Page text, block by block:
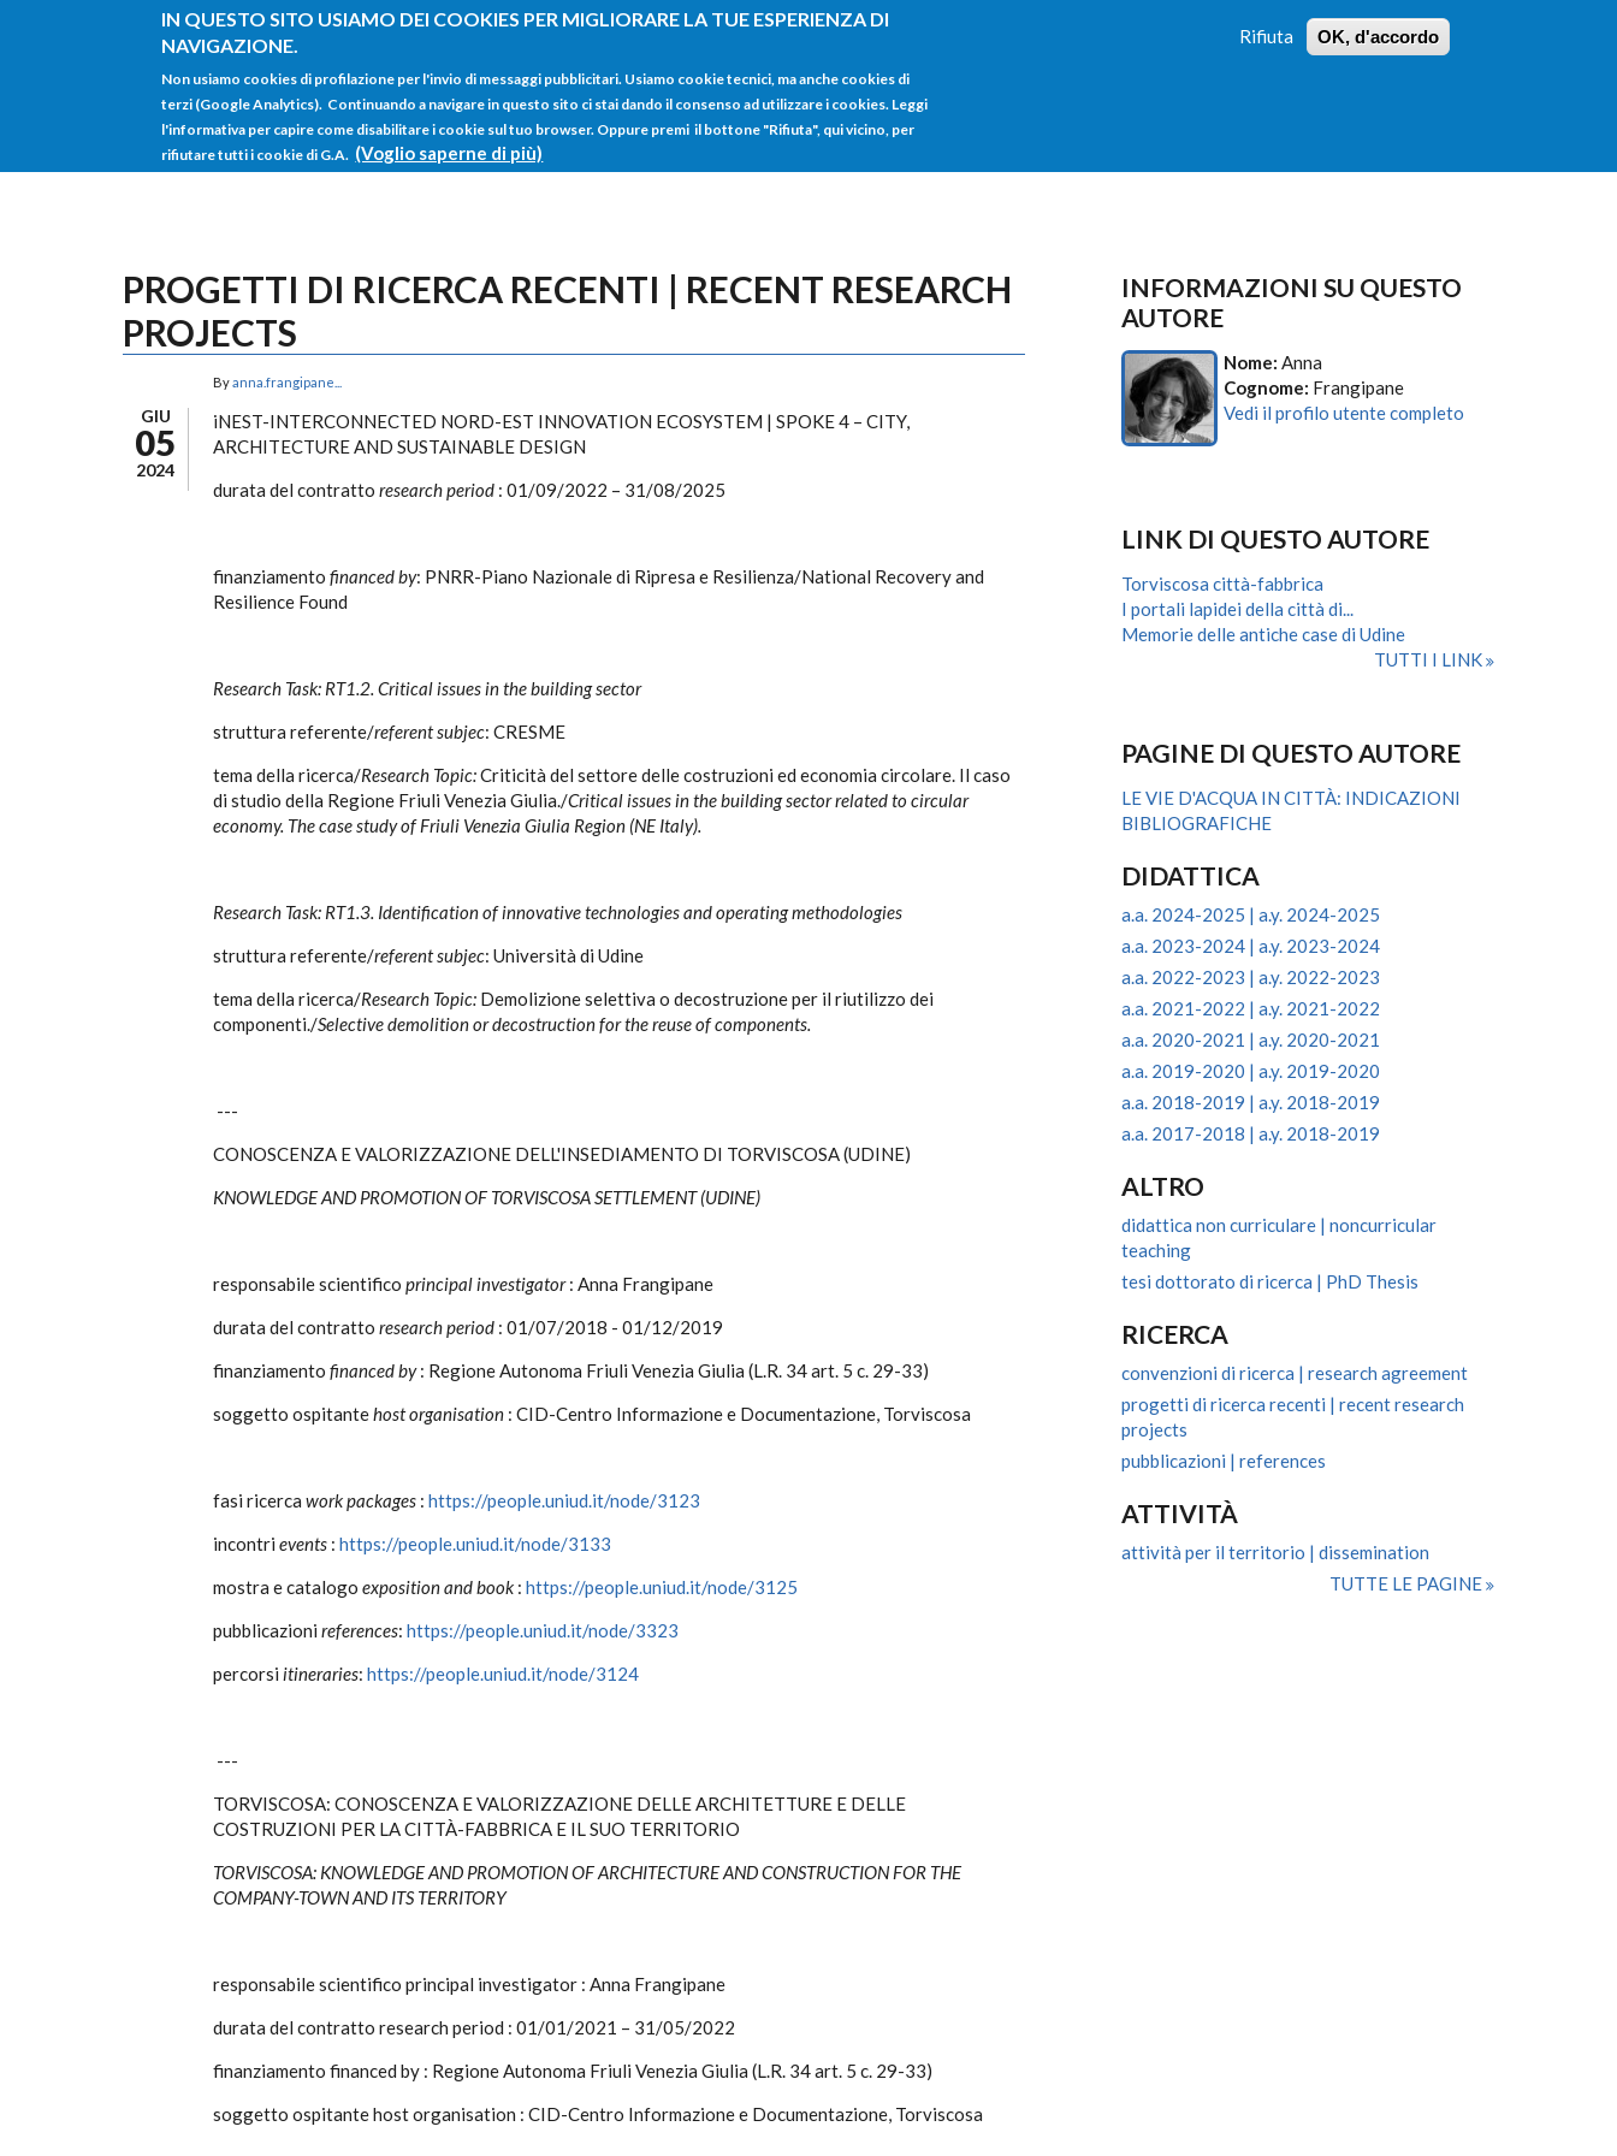
IN QUESTO SITO USIAMO DEI COOKIES PER MIGLIORARE LA TUE ESPERIENZA DI
NAVIGAZIONE.
Non usiamo cookies di profilazione per l'invio di messaggi pubblicitari. Usiamo cookie tecnici, ma anche cookies di
terzi (Google Analytics). Continuando a navigare in questo sito ci stai dando il consenso ad utilizzare i cookies. Leggi
l'informativa per capire come disabilitare i cookie sul tuo browser. Oppure premi il bottone "Rifiuta", qui vicino, per
rifiutare tutti i cookie di G.A. (Voglio saperne di più)
Rifiuta OK, d'accordo
Salta al contenuto principale
RICERCA
HOME
PROGETTI DI RICERCA RECENTI | RECENT RESEARCH
PROJECTS
GIU
05
2024
Byanna.frangipane...
iNEST-INTERCONNECTED NORD-EST INNOVATION ECOSYSTEM | SPOKE 4 – CITY,
ARCHITECTURE AND SUSTAINABLE DESIGN
durata del contratto research period : 01/09/2022 – 31/08/2025
finanziamento financed by: PNRR-Piano Nazionale di Ripresa e Resilienza/National Recovery and
Resilience Found
Research Task: RT1.2. Critical issues in the building sector
struttura referente/referent subjec: CRESME
tema della ricerca/Research Topic:Criticità del settore delle costruzioni ed economia circolare. Il caso
di studio della Regione Friuli Venezia Giulia./Critical issues in the building sector related to circular
economy. The case study of Friuli Venezia Giulia Region (NE Italy).
Research Task: RT1.3. Identification of innovative technologies and operating methodologies
struttura referente/referent subjec: Università di Udine
tema della ricerca/Research Topic: Demolizione selettiva o decostruzione per il riutilizzo dei
componenti./Selective demolition or decostruction for the reuse of components.
---
CONOSCENZA E VALORIZZAZIONE DELL'INSEDIAMENTO DI TORVISCOSA (UDINE)
KNOWLEDGE AND PROMOTION OF TORVISCOSA SETTLEMENT (UDINE)
responsabile scientifico principal investigator: Anna Frangipane
durata del contratto research period : 01/07/2018 - 01/12/2019
finanziamento financed by: Regione Autonoma Friuli Venezia Giulia (L.R. 34 art. 5 c. 29-33)
soggetto ospitantehost organisation : CID-Centro Informazione e Documentazione, Torviscosa
fasi ricerca work packages : https://people.uniud.it/node/3123
incontri events : https://people.uniud.it/node/3133
mostra e catalogo exposition and book : https://people.uniud.it/node/3125
pubblicazioni references: https://people.uniud.it/node/3323
percorsi itineraries: https://people.uniud.it/node/3124
---
TORVISCOSA: CONOSCENZA E VALORIZZAZIONE DELLE ARCHITETTURE E DELLE
COSTRUZIONI PER LA CITTÀ-FABBRICA E IL SUO TERRITORIO
TORVISCOSA: KNOWLEDGE AND PROMOTION OF ARCHITECTURE AND CONSTRUCTION FOR THE
COMPANY-TOWN AND ITS TERRITORY
responsabile scientifico principal investigator : Anna Frangipane
durata del contratto research period : 01/01/2021 – 31/05/2022
finanziamento financed by : Regione Autonoma Friuli Venezia Giulia (L.R. 34 art. 5 c. 29-33)
soggetto ospitante host organisation : CID-Centro Informazione e Documentazione, Torviscosa
INFORMAZIONI SU QUESTO
AUTORE
Nome: Anna
Cognome: Frangipane
Vedi il profilo utente completo
LINK DI QUESTO AUTORE
Torviscosa città-fabbrica
I portali lapidei della città di...
Memorie delle antiche case di Udine
TUTTI I LINK
PAGINE DI QUESTO AUTORE
LE VIE D'ACQUA IN CITTÀ: INDICAZIONI
BIBLIOGRAFICHE
DIDATTICA
a.a. 2024-2025 | a.y. 2024-2025
a.a. 2023-2024 | a.y. 2023-2024
a.a. 2022-2023 | a.y. 2022-2023
a.a. 2021-2022 | a.y. 2021-2022
a.a. 2020-2021 | a.y. 2020-2021
a.a. 2019-2020 | a.y. 2019-2020
a.a. 2018-2019 | a.y. 2018-2019
a.a. 2017-2018 | a.y. 2018-2019
ALTRO
didattica non curriculare | noncurricular
teaching
tesi dottorato di ricerca | PhD Thesis
RICERCA
convenzioni di ricerca | research agreement
progetti di ricerca recenti | recent research
projects
pubblicazioni | references
ATTIVITÀ
attività per il territorio | dissemination
TUTTE LE PAGINE